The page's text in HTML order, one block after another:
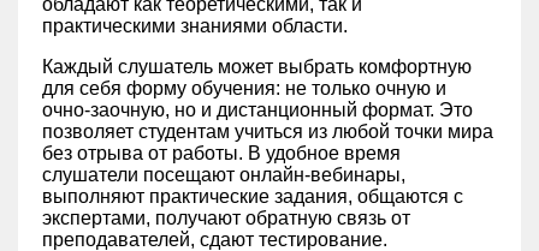
обладают как теоретическими, так и
практическими знаниями области.
Каждый слушатель может выбрать комфортную
для себя форму обучения: не только очную и
очно-заочную, но и дистанционный формат. Это
позволяет студентам учиться из любой точки мира
без отрыва от работы. В удобное время
слушатели посещают онлайн-вебинары,
выполняют практические задания, общаются с
экспертами, получают обратную связь от
преподавателей, сдают тестирование.